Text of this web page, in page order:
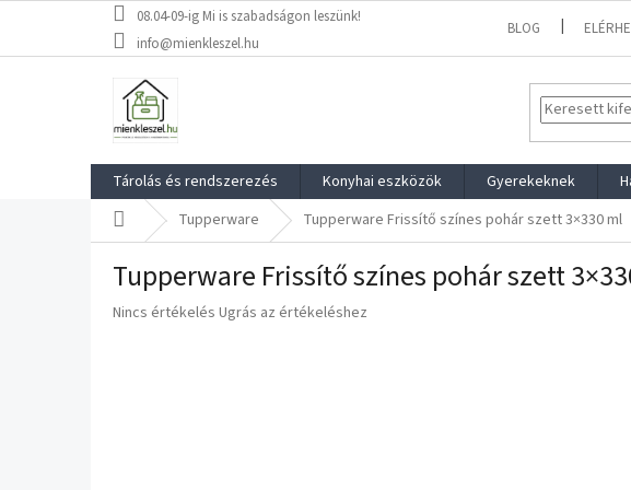
fő
08.04-09-ig Mi is szabadságon leszünk!
info@mienkleszel.hu
BLOG
Tárolás és rendszerezés Konyhai eszközök Gyerekeknek
KezdőlapTupperware Tupperware Frissítő színes pohár szett 3×330 ml
Tupperware Frissítő színes pohár szett
A
Nincs értékelés Ugrás az értékeléshez